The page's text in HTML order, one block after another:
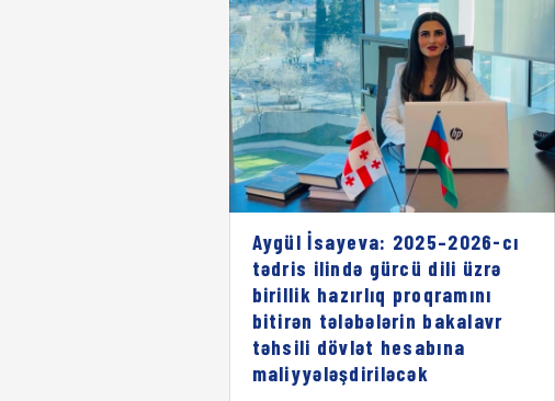
Aygül İsayeva: 2025–2026-cı
tədris ilində gürcü dili üzrə
birillik hazırlıq proqramını
bitirən tələbələrin bakalavr
təhsili dövlət hesabına
maliyyələşdiriləcək